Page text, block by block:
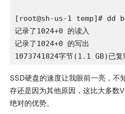
[root@sh-us-1 temp]# dd
记录了1024+0 的读入
记录了1024+0 的写出
1073741824字节(1.1 GB)已
SSD硬盘的速度让我眼前一亮，不
存还是因为其他原因，这比大多数
绝对的优势。